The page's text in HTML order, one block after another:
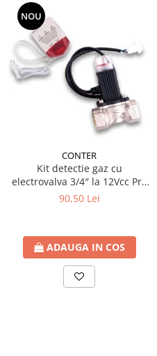
NOU
CONTER
Kit detectie gaz cu
electrovalva 3/4″ la 12Vcc Pro
Detect
90,50 Lei
ADAUGA IN COS